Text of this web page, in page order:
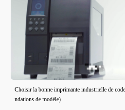
Choisir la bonne imprimante industrielle de
ndations de modèle)